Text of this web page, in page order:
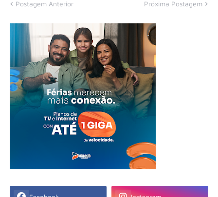
Postagem Anterior Próxima Postagem